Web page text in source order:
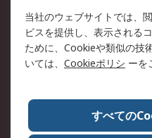
RSについて
会社概要
プレスリリース＆お知ら
全世界のRS
ESGへの取り組み（英語）
当社のウェブサイトでは、
ビスを提供し、表示される
ために、Cookieや類似の技
いては、 Cookieポリシ ーを
すべての